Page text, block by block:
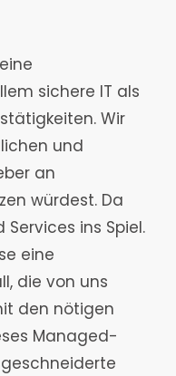
sichere IT als
Wir
und
an
würdest. Da
ins Spiel.
eine
die von uns
den nötigen
Managed-